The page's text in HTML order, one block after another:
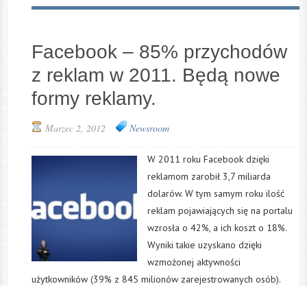
Facebook – 85% przychodów
z reklam w 2011. Będą nowe
formy reklamy.
Marzec 2, 2012 Newsroom
W 2011 roku Facebook dzięki
reklamom zarobił 3,7 miliarda
dolarów. W tym samym roku ilość
reklam pojawiających się na portalu
wzrosła o 42%, a ich koszt o 18%.
Wyniki takie uzyskano dzięki
wzmożonej aktywności
użytkowników (39% z 845 milionów zarejestrowanych osób).